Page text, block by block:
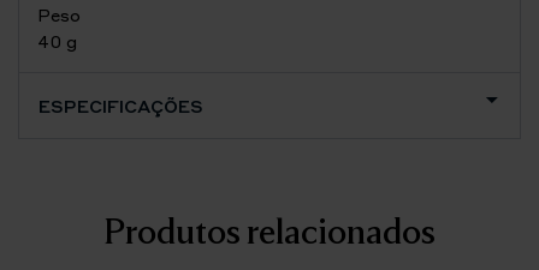
Peso
40 g
ESPECIFICAÇÕES
Produtos relacionados